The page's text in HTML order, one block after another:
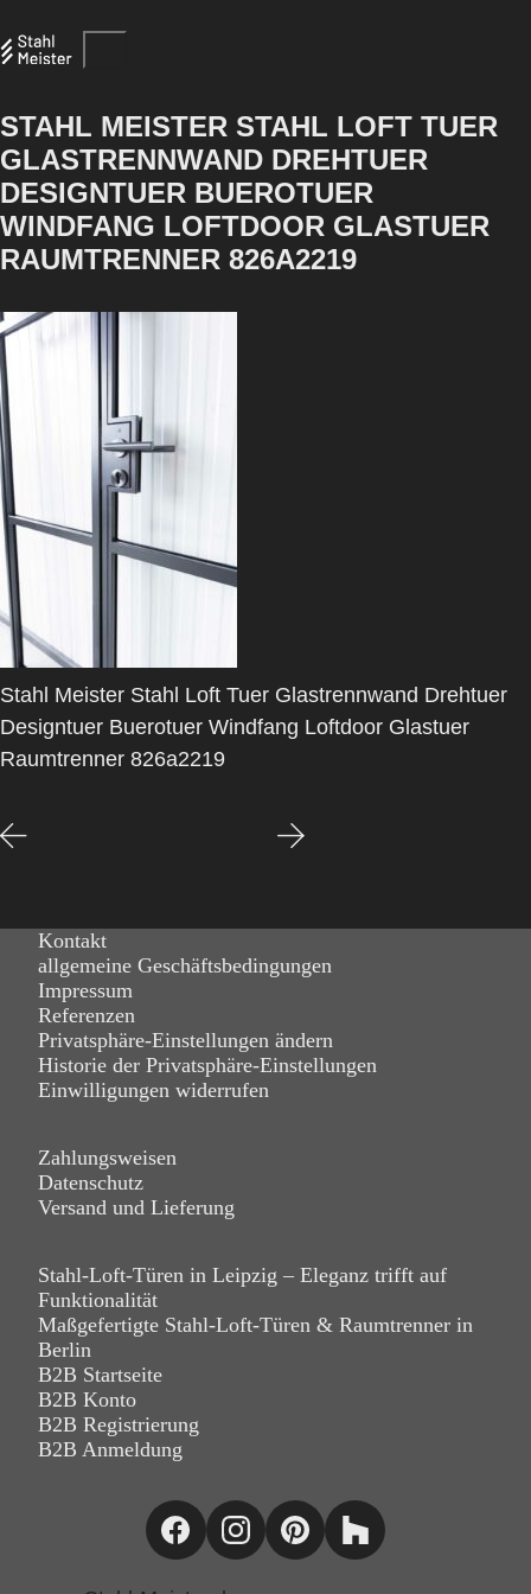
STAHL MEISTER STAHL LOFT TUER
GLASTRENNWAND DREHTUER
DESIGNTUER BUEROTUER
WINDFANG LOFTDOOR GLASTUER
RAUMTRENNER 826A2219
Stahl Meister Stahl Loft Tuer Glastrennwand Drehtuer
Designtuer Buerotuer Windfang Loftdoor Glastuer
Raumtrenner 826a2219
Kontakt
allgemeine Geschäftsbedingungen
Impressum
Referenzen
Privatsphäre-Einstellungen ändern
Historie der Privatsphäre-Einstellungen
Einwilligungen widerrufen
Zahlungsweisen
Datenschutz
Versand und Lieferung
Stahl-Loft-Türen in Leipzig – Eleganz trifft auf
Funktionalität
Maßgefertigte Stahl-Loft-Türen & Raumtrenner in
Berlin
B2B Startseite
B2B Konto
B2B Registrierung
B2B Anmeldung